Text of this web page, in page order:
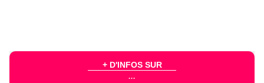
+ D'INFOS SUR
...